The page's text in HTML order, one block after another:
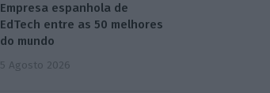
Empresa espanhola de
EdTech entre as 50 melhores
do mundo
5 Agosto 2026